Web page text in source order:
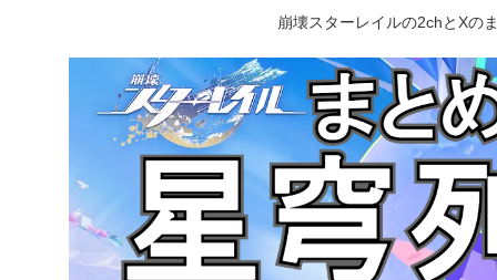
崩壊スターレイルの2chとXの